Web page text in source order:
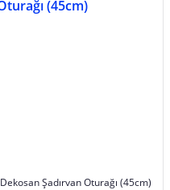
Dekosan Şadırvan Oturağı (45cm)